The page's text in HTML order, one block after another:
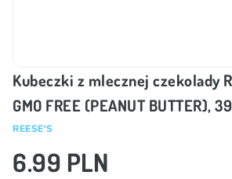
Kubeczki z mlecznej czekolady
GMO FREE (PEANUT BUTTER),
REESE'S
6.99 PLN